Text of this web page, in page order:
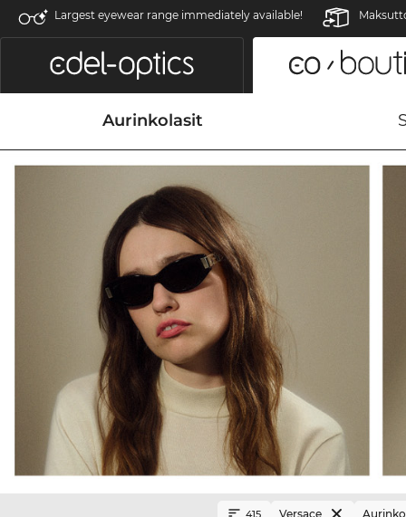
Largest eyewear range immediately available!
Aurinkolasit
415 Versace